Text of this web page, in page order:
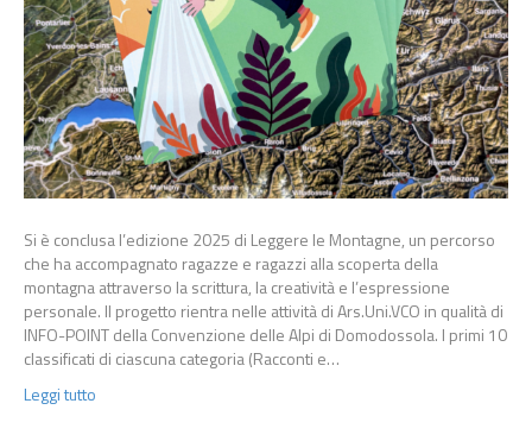
Si è conclusa l’edizione 2025 di Leggere le Montagne, un percorso
che ha accompagnato ragazze e ragazzi alla scoperta della
montagna attraverso la scrittura, la creatività e l’espressione
personale. Il progetto rientra nelle attività di Ars.Uni.VCO in qualità di
INFO-POINT della Convenzione delle Alpi di Domodossola. I primi 10
classificati di ciascuna categoria (Racconti e…
Leggi tutto